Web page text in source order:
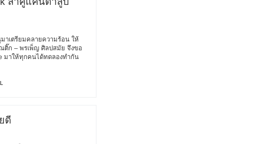
าเตรียมคลายความร้อน ให้
ติ๊ก – พรเพ็ญ ศิลปสมัย จึงขอ
มาให้ทุกคนได้ทดลองทำกัน
ดี